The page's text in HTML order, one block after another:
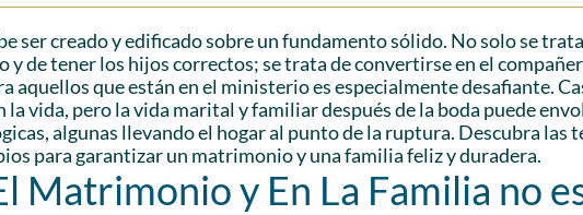
ser creado y edificado sobre un fundamento sólido. No solo se
y de tener los hijos correctos; se trata de convertirse en el
aquellos que están en el ministerio es especialmente desafiante.
la vida, pero la vida marital y familiar después de la boda puede
algunas llevando el hogar al punto de la ruptura. Descubra las
para garantizar un matrimonio y una familia feliz y duradera.
Matrimonio y En La Familia no